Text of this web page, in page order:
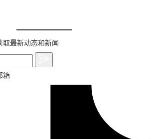
最新动态和新闻
箱